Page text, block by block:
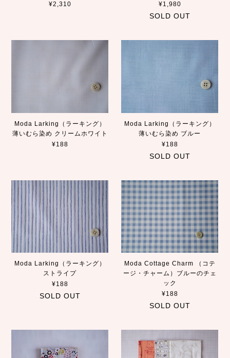
¥2,310
¥1,980
SOLD OUT
Moda Larking（ラーキング）
薄いむら染め クリームホワイト
¥188
Moda Larking（ラーキング）
薄いむら染め ブルー
¥188
SOLD OUT
Moda Larking（ラーキング）
ストライプ
¥188
SOLD OUT
Moda Cottage Charm （コテ
ージ・チャーム）ブルーのチェ
ック
¥188
SOLD OUT